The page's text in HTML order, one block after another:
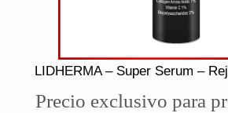
LIDHERMA – Super Serum –
Precio exclusivo para